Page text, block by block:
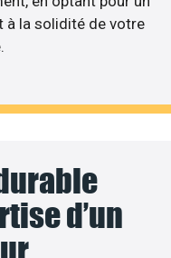
à la solidité de votre
d’un